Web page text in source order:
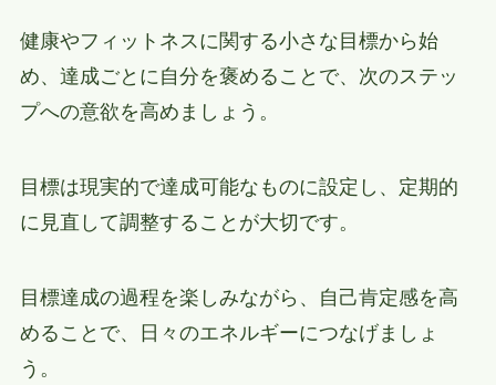
健康やフィットネスに関する小さな目標から始
め、達成ごとに自分を褒めることで、次のステッ
プへの意欲を高めましょう。
目標は現実的で達成可能なものに設定し、定期的
に見直して調整することが大切です。
目標達成の過程を楽しみながら、自己肯定感を高
めることで、日々のエネルギーにつなげましょ
う。